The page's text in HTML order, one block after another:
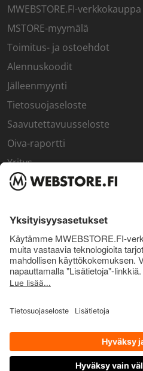
MWEBSTORE.FI-verkkokauppa
MSTORE-myymälä
Toimitus- ja ostoehdot
Alennuskoodit
Jälleenmyynti
Tietosuojaseloste
Saavutettavuusseloste
Oiva-raportti
Yritys
SISÄPIIRI
Sisäpiirin bonusohjelma
Uutiskirje
Uutiset ja artikkelit